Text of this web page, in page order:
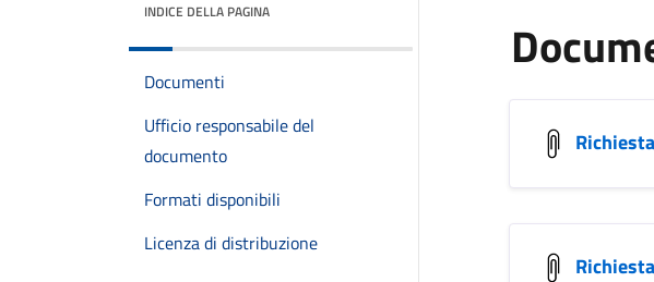
INDICE DELLA PAGINA
Documenti
Ufficio responsabile del
documento
Formati disponibili
Licenza di distribuzione